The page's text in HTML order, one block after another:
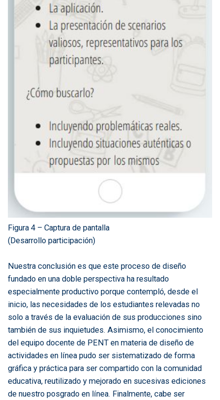
Figura 4 – Captura de pantalla
(Desarrollo participación)
Nuestra conclusión es que este proceso de diseño
fundado en una doble perspectiva ha resultado
especialmente productivo porque contempló, desde el
inicio, las necesidades de los estudiantes relevadas no
solo a través de la evaluación de sus producciones sino
también de sus inquietudes. Asimismo, el conocimiento
del equipo docente de PENT en materia de diseño de
actividades en línea pudo ser sistematizado de forma
gráfica y práctica para ser compartido con la comunidad
educativa, reutilizado y mejorado en sucesivas ediciones
de nuestro posgrado en línea. Finalmente, cabe ser